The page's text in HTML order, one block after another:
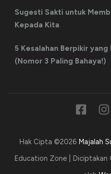
Sugesti Sakti untuk
Kepada Kita
5 Kesalahan Berpikir
(Nomor 3 Paling Bahaya!)
Hak Cipta ©2026 Majalah
Education Zone | Diciptakan